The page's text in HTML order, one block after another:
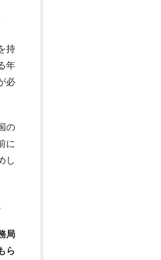
持
年
必
の
に
し
局
ら